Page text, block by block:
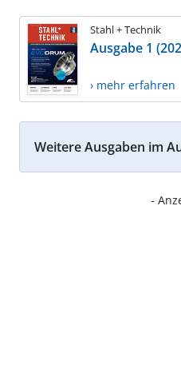
Stahl + Technik
Ausgabe 1
› mehr erfahren
Weitere Ausgaben im
-